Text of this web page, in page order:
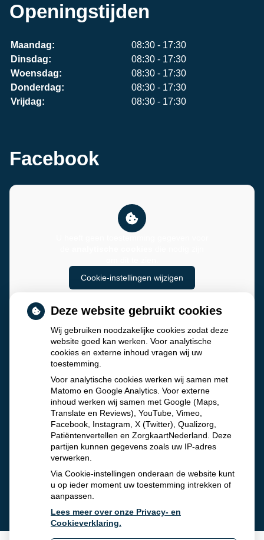
Openingstijden
Maandag:
08:30 - 17:30
Dinsdag:
08:30 - 17:30
Woensdag:
08:30 - 17:30
Donderdag:
08:30 - 17:30
Vrijdag:
08:30 - 17:30
Facebook
Cookie-instellingen wijzigen
Deze website gebruikt cookies
Wij gebruiken noodzakelijke cookies zodat deze
website goed kan werken. Voor analytische
cookies en externe inhoud vragen wij uw
toestemming.
Voor analytische cookies werken wij samen met
Matomo en Google Analytics. Voor externe
inhoud werken wij samen met Google (Maps,
Translate en Reviews), YouTube, Vimeo,
Facebook, Instagram, X (Twitter), Qualizorg,
Patiëntenvertellen en ZorgkaartNederland. Deze
partijen kunnen gegevens zoals uw IP-adres
verwerken.
Via Cookie-instellingen onderaan de website kunt
u op ieder moment uw toestemming intrekken of
aanpassen.
Lees meer over onze Privacy- en
Cookieverklaring.